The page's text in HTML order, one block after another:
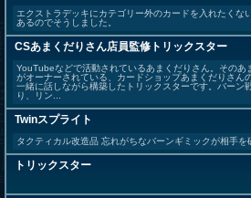
エクストラデッキにカテゴリー外のカードを入れたくな
あるのでそうしました。
CSあまくだりさん店員監修トリックスター
YouTubeなどで活動されているあまくだりさん。そのあ
がオーナーされている、カードショップあまくだりさん
一緒に話しながら構築したトリックスターです。バーン
り、リン...
Twinスプライト
タクティカル改造品 忘れがちなバーンギミックが相手を
トリックスター